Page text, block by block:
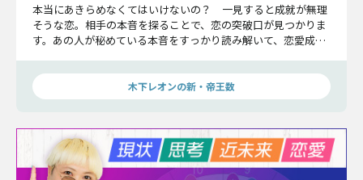
本当にあきらめなくてはいけないの？ 一見すると成就が無理
そうな恋。相手の本音を探ることで、恋の突破口が見つかりま
す。あの人が秘めている本音をすっかり読み解いて、恋愛成就
木下レオンの新・帝王数